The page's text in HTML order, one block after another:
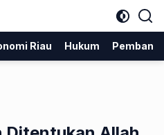
Riau Hukum